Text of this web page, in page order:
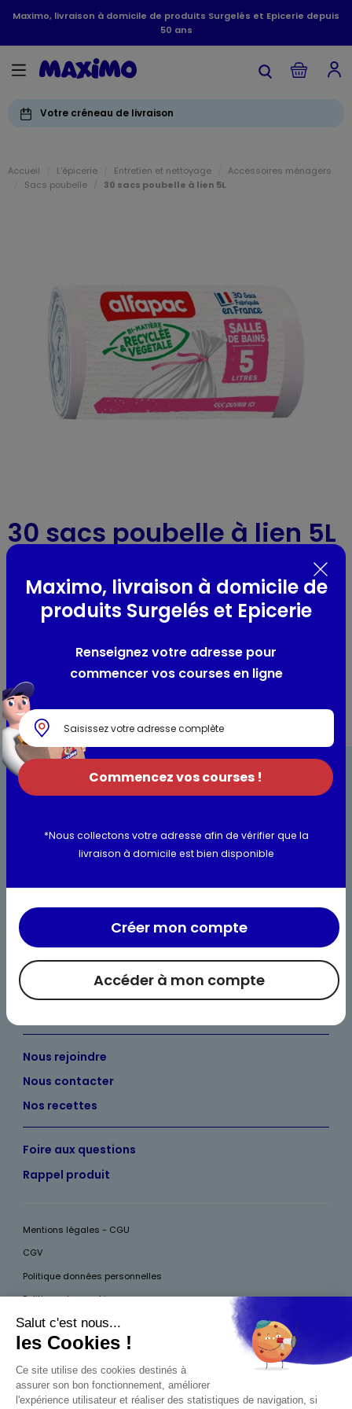
Maximo, livraison à domicile de produits Surgelés et Epicerie depuis
50 ans
Votre créneau de livraison
Accueil L'épicerie Entretien et nettoyage
Accessoires ménagers
Sacs poubelle
30 sacs poubelle à lien 5L
30 sacs poubelle à lien 5L
Présentation
Maximo et vous
Maxicado
Parrainage
Nous rejoindre
Nous contacter
Nos recettes
Foire aux questions
Rappel produit
Mentions légales - CGU
CGV
Politique données personnelles
Politique des cookies
Accessibilité
Pour votre santé, mangez au moins cinq fruits et légumes par jour, plus
d’infos surwww.mangerbouger.fr
Maximo, livraison à domicile de
produits Surgelés et Epicerie
Renseignez votre adresse pour
commencer vos courses en ligne
Commencez vos courses !
*Nous collectons votre adresse afin de vérifier que la
livraison à domicile est bien disponible
Accéder à mon compte
Créer mon compte